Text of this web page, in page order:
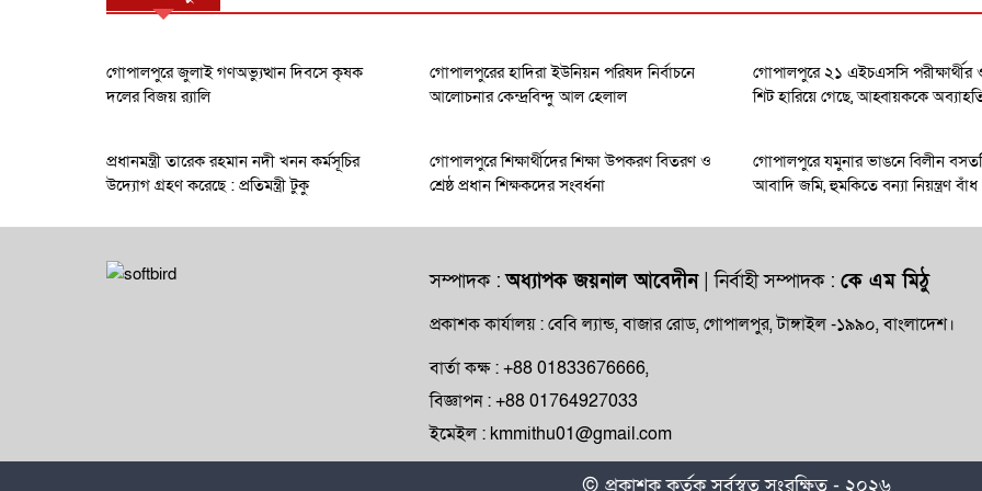
গোপালপুরে জুলাই গণঅভ্যুত্থান দিবসে কৃষক
দলের বিজয় র‍্যালি
গোপালপুরের হাদিরা ইউনিয়ন পরিষদ নির্বাচনে
আলোচনার কেন্দ্রবিন্দু আল হেলাল
গোপালপুরে ২১ এইচএসসি
শিট হারিয়ে গেছে, আহ্বায়ককে
প্রধানমন্ত্রী তারেক রহমান নদী খনন কর্মসূচির
উদ্যোগ গ্রহণ করেছে : প্রতিমন্ত্রী টুকু
গোপালপুরে শিক্ষার্থীদের শিক্ষা উপকরণ বিতরণ ও
শ্রেষ্ঠ প্রধান শিক্ষকদের সংবর্ধনা
গোপালপুরে যমুনার ভাঙনে বিলীন
আবাদি জমি, হুমকিতে বন্যা নিয়ন্ত্রণ বাঁধ
সম্পাদক :অধ্যাপক জয়নাল আবেদীন| নির্বাহী সম্পাদক : কে এম মিঠু
প্রকাশক কার্যালয় : বেবি ল্যান্ড, বাজার রোড, গোপালপুর, টাঙ্গাইল -১৯৯০, বাংলাদেশ।
বার্তা কক্ষ : +88 01833676666,
বিজ্ঞাপন : +88 01764927033
ইমেইল : kmmithu01@gmail.com